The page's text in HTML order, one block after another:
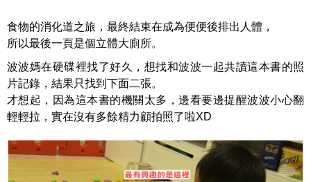
食物的消化道之旅，最終結束在成為便便後排出人體，
所以最後一頁是個立體大廁所。
波波媽在硬碟裡找了好久，想找和波波一起共讀這本書的照
片記錄，結果只找到下面二張。
才想起，因為這本書的機關太多，邊看要邊提醒波波小心翻
輕輕拉，實在沒有多餘精力顧拍照了啦XD